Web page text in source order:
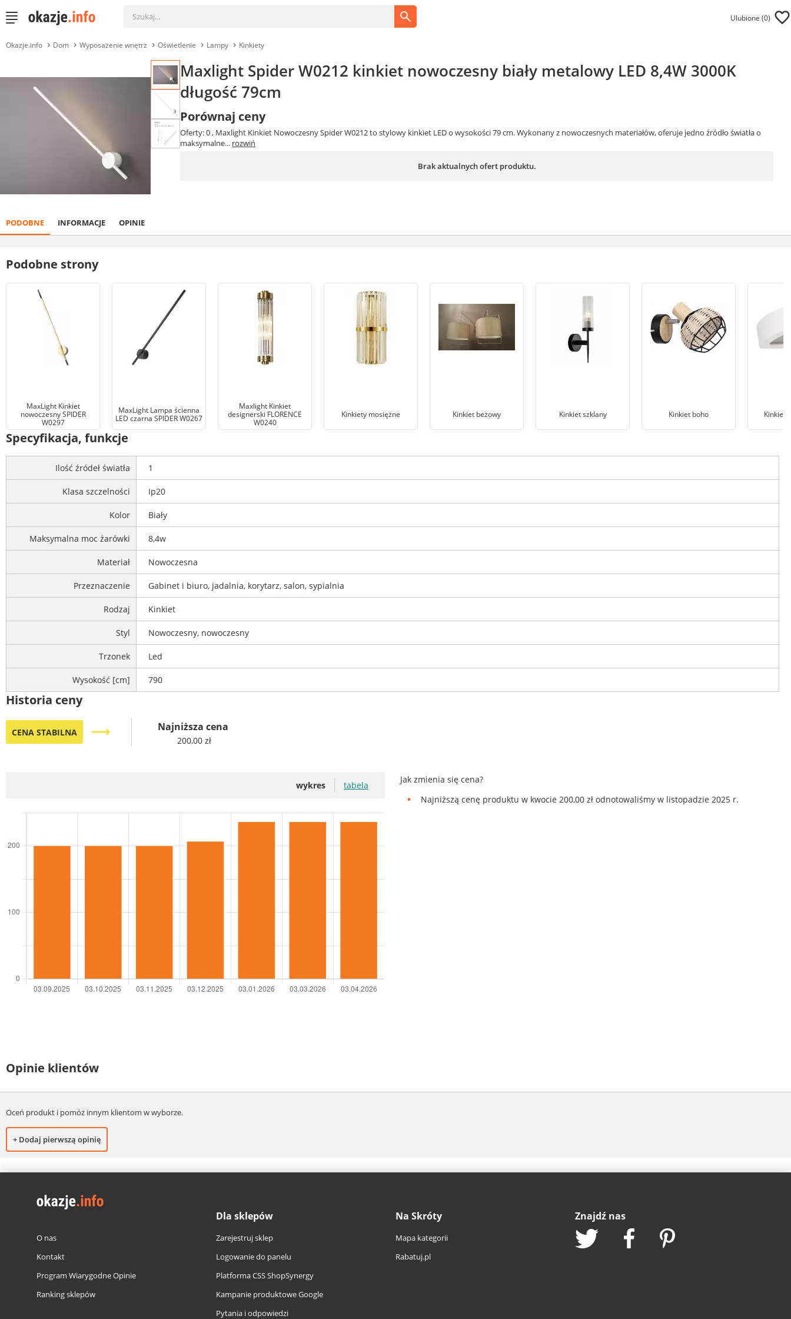
Ulubione (0)
Okazje.info Dom Wyposażenie wnętrz Oświetlenie Lampy Kinkiety
Maxlight Spider W0212 kinkiet nowoczesny biały metalowy LED 8,4W 3000K
długość 79cm
Porównaj ceny
Oferty: 0, Maxlight Kinkiet Nowoczesny Spider W0212 to stylowy kinkiet LED o wysokości 79 cm. Wykonany z nowoczesnych materiałów, oferuje jedno źródło światła o
maksymalne... rozwiń
Brak aktualnych ofert produktu.
PODOBNE INFORMACJE OPINIE
Podobne strony
MaxLight Kinkiet
nowoczesny SPIDER
W0297
MaxLight Lampa ścienna
LED czarna SPIDER W0267
Maxlight Kinkiet
designerski FLORENCE
W0240
Kinkiety mosiężne Kinkiet beżowy Kinkiet szklany Kinkiet boho Kinkiet
Specyfikacja, funkcje
Ilość źródeł światła 1
Klasa szczelności Ip20
Kolor Biały
Maksymalna moc żarówki 8,4w
Materiał Nowoczesna
Przeznaczenie Gabinet i biuro, jadalnia, korytarz, salon, sypialnia
Rodzaj Kinkiet
Styl Nowoczesny, nowoczesny
Trzonek Led
Wysokość [cm] 790
Historia ceny
CENA STABILNA trending_flat Najniższa cena
200,00 zł
wykres tabela
Jak zmienia się cena?
Najniższą cenę produktu w kwocie 200,00 zł odnotowaliśmy w listopadzie 2025 r.
Opinie klientów
Oceń produkt i pomóż innym klientom w wyborze.
+ Dodaj pierwszą opinię
O nas
Kontakt
Program Wiarygodne Opinie
Ranking sklepów
Dla sklepów
Zarejestruj sklep
Logowanie do panelu
Platforma CSS ShopSynergy
Kampanie produktowe Google
Pytania i odpowiedzi
Na Skróty
Mapa kategorii
Rabatuj.pl
Znajdź nas